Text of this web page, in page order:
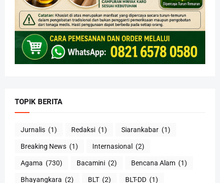
TOPIK BERITA
Jurnalis (1) Redaksi (1) Siarankabar (1)
Breaking News (1) Internasional (2)
Agama (730) Bacamini (2) Bencana Alam (1)
Bhayangkara (2) BLT (2) BLT-DD (1)